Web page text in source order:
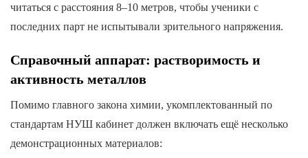
читаться с расстояния 8–10 метров, чтобы ученики с
последних парт не испытывали зрительного напряжения.
Справочный аппарат: растворимость и
активность металлов
Помимо главного закона химии, укомплектованный по
стандартам НУШ кабинет должен включать ещё несколько
демонстрационных материалов: